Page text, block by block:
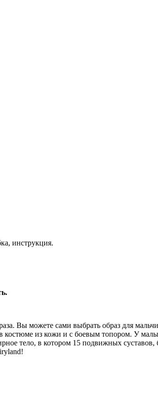
инструкция.
Вы можете сами выбрать образ для
костюме из кожи и с боевым топором. У
тело, в котором 15 подвижных суставов,